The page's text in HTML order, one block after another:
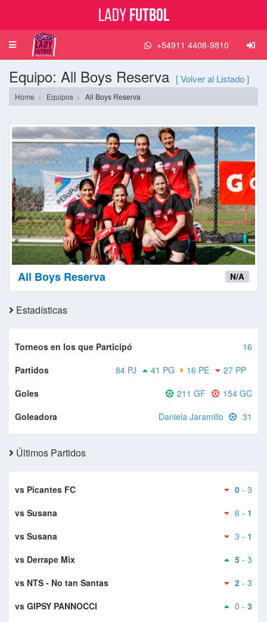
Lady Futbol
Toggle
navigation
+54911 4408-9810
Equipo: All Boys Reserva [ Volver al Listado ]
Home Equipos All Boys Reserva
All Boys Reserva N/A
Estadísticas
Torneos en los que Participó
16
Partidos
27 PP
16 PE
41 PG
84 PJ
Goles
154 GC
211 GF
Goleadora
Daniela Jaramillo 31
Últimos Partidos
vs Picantes FC 0 - 3
vs Susana
6 - 1
vs Susana
3 - 1
vs Derrape Mix
5 - 3
vs NTS - No tan Santas
2 - 3
vs GIPSY PANNOCCI
0 - 3